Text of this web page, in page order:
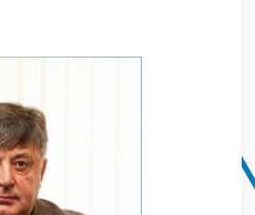
(ОМП, 1982);
и, наконец,
представлений и
новой для